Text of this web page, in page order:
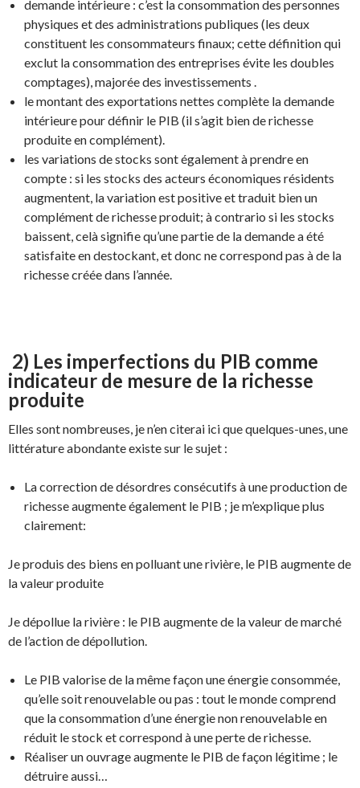
demande intérieure : c’est la consommation des personnes
physiques et des administrations publiques (les deux
constituent les consommateurs finaux; cette définition qui
exclut la consommation des entreprises évite les doubles
comptages), majorée des investissements .
le montant des exportations nettes complète la demande
intérieure pour définir le PIB (il s’agit bien de richesse
produite en complément).
les variations de stocks sont également à prendre en
compte : si les stocks des acteurs économiques résidents
augmentent, la variation est positive et traduit bien un
complément de richesse produit; à contrario si les stocks
baissent, celà signifie qu’une partie de la demande a été
satisfaite en destockant, et donc ne correspond pas à de la
richesse créée dans l’année.
2) Les imperfections du PIB comme
indicateur de mesure de la richesse
produite
Elles sont nombreuses, je n’en citerai ici que quelques-unes, une
littérature abondante existe sur le sujet :
La correction de désordres consécutifs à une production de
richesse augmente également le PIB ; je m’explique plus
clairement:
Je produis des biens en polluant une rivière, le PIB augmente de
la valeur produite
Je dépollue la rivière : le PIB augmente de la valeur de marché
de l’action de dépollution.
Le PIB valorise de la même façon une énergie consommée,
qu’elle soit renouvelable ou pas : tout le monde comprend
que la consommation d’une énergie non renouvelable en
réduit le stock et correspond à une perte de richesse.
Réaliser un ouvrage augmente le PIB de façon légitime ; le
détruire aussi…